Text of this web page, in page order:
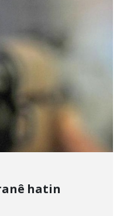
hatin